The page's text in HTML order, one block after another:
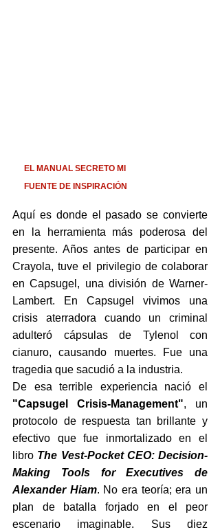
EL MANUAL SECRETO MI
FUENTE DE INSPIRACIÓN
Aquí es donde el pasado se convierte
en la herramienta más poderosa del
presente. Años antes de participar en
Crayola, tuve el privilegio de colaborar
en Capsugel, una división de Warner-
Lambert. En Capsugel vivimos una
crisis aterradora cuando un criminal
adulteró cápsulas de Tylenol con
cianuro, causando muertes. Fue una
tragedia que sacudió a la industria.
"Capsugel Crisis-Management", un
protocolo de respuesta tan brillante y
efectivo que fue inmortalizado en el
libro The Vest-Pocket CEO: Decision-
Making Tools for Executives de
Alexander Hiam. No era teoría; era un
plan de batalla forjado en el peor
escenario imaginable. Sus diez